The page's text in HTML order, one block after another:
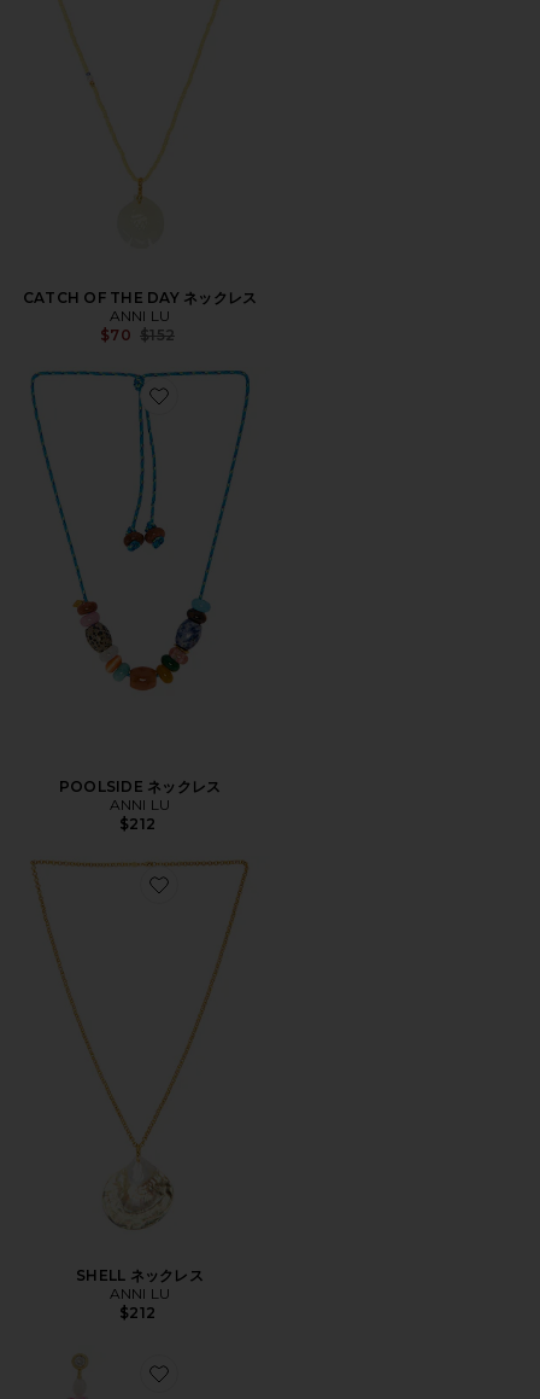
CATCH OF THE DAY ネックレス
ANNI LU
$70 Previous price:
$152
Favorite POOLSIDE ネックレス
POOLSIDE ネックレス
ANNI LU
$212
Favorite SHELL ネックレス
SHELL ネックレス
ANNI LU
$212
Favorite MEXI ドロップイヤリング